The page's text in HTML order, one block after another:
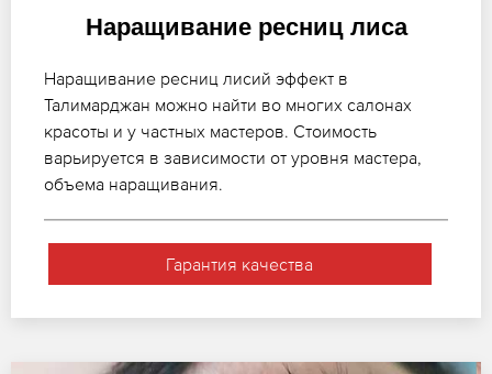
Наращивание ресниц лиса
Наращивание ресниц лисий эффект в
Талимарджан можно найти во многих салонах
красоты и у частных мастеров. Стоимость
варьируется в зависимости от уровня мастера,
объема наращивания.
Гарантия качества